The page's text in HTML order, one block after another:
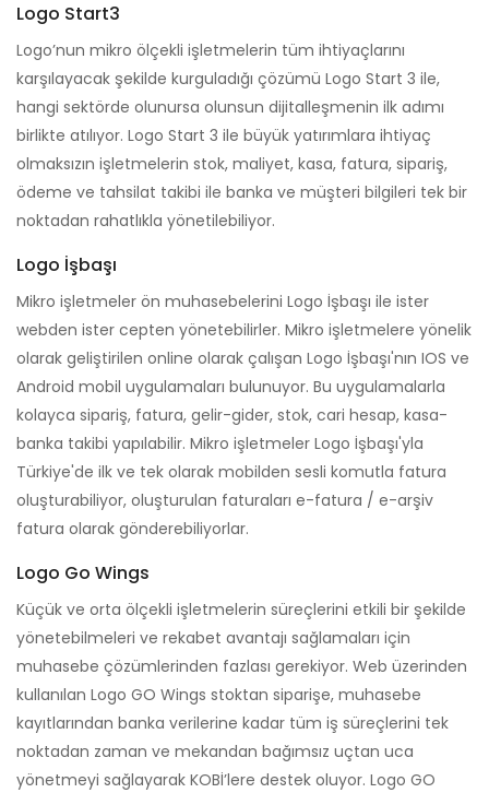
Logo Start3
Logo’nun mikro ölçekli işletmelerin tüm ihtiyaçlarını
karşılayacak şekilde kurguladığı çözümü Logo Start 3 ile,
hangi sektörde olunursa olunsun dijitalleşmenin ilk adımı
birlikte atılıyor. Logo Start 3 ile büyük yatırımlara ihtiyaç
olmaksızın işletmelerin stok, maliyet, kasa, fatura, sipariş,
ödeme ve tahsilat takibi ile banka ve müşteri bilgileri tek bir
noktadan rahatlıkla yönetilebiliyor.
Logo İşbaşı
Mikro işletmeler ön muhasebelerini Logo İşbaşı ile ister
webden ister cepten yönetebilirler. Mikro işletmelere yönelik
olarak geliştirilen online olarak çalışan Logo İşbaşı'nın IOS ve
Android mobil uygulamaları bulunuyor. Bu uygulamalarla
kolayca sipariş, fatura, gelir-gider, stok, cari hesap, kasa-
banka takibi yapılabilir. Mikro işletmeler Logo İşbaşı'yla
Türkiye'de ilk ve tek olarak mobilden sesli komutla fatura
oluşturabiliyor, oluşturulan faturaları e-fatura / e-arşiv
fatura olarak gönderebiliyorlar.
Logo Go Wings
Küçük ve orta ölçekli işletmelerin süreçlerini etkili bir şekilde
yönetebilmeleri ve rekabet avantajı sağlamaları için
muhasebe çözümlerinden fazlası gerekiyor. Web üzerinden
kullanılan Logo GO Wings stoktan siparişe, muhasebe
kayıtlarından banka verilerine kadar tüm iş süreçlerini tek
noktadan zaman ve mekandan bağımsız uçtan uca
yönetmeyi sağlayarak KOBİ’lere destek oluyor. Logo GO